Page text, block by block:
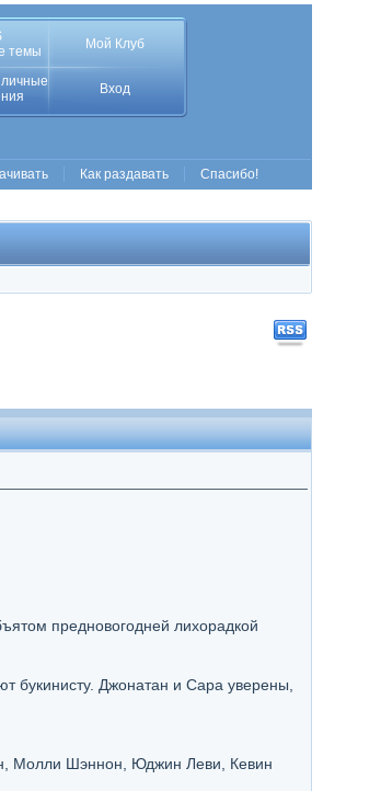
темы
Мой Клуб
Вход
Как раздавать Спасибо!
предновогодней лихорадкой
букинисту. Джонатан и Сара уверены,
Молли Шэннон, Юджин Леви, Кевин